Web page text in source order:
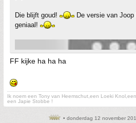
Die blijft goud!
De versie van
geniaal!
FF kijke ha ha ha
Ik noem een Tony van Heemschut,een Loeki
een Japie Stobbe !
• donderdag 12 november